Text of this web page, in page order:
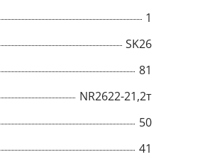
1
SK26
81
NR2622-21,2т
50
41
Popup
Title